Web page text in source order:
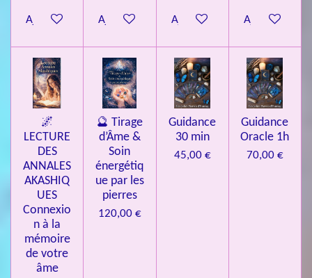
Ajouter au panierAjouter au panierAjouter au panierAjouter au
🌌
LECTURE
DES
ANNALES
AKASHIQ
UES
Connexio
n à la
mémoire
de votre
âme
🔮 Tirage
d’Âme &
Soin
énergétiq
ue par les
pierres
120,00 €
Guidance
30 min
45,00 €
Guidance
Oracle 1h
70,00 €